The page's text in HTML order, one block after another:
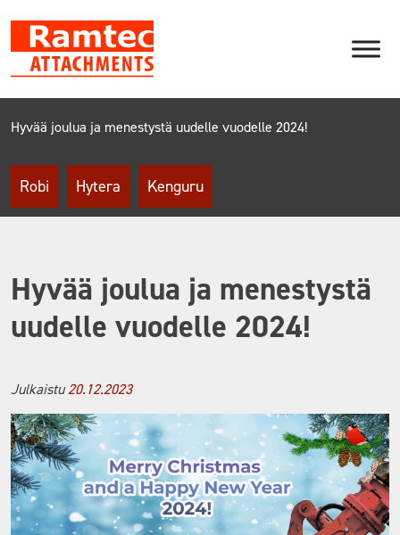
content
Hyvää joulua ja menestystä uudelle vuodelle 2024!
Robi Hytera Kenguru
Hyvää joulua ja menestystä
uudelle vuodelle 2024!
Julkaistu20.12.2023